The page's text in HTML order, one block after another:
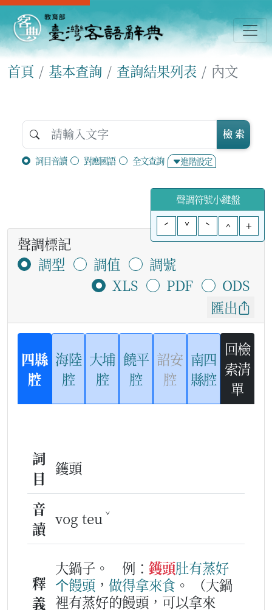
首頁 基本查詢 查詢結果列表 內文
詞目音讀 對應國語 全文查詢 進階設定
檢 索
聲調符號小鍵盤
ˊ
ˇ ˋ ^ +
聲調標記
調型
調值
調號
XLS
PDF
ODS
匯出
四縣
腔
海陸
腔
大埔
腔
饒平
腔
詔安
腔
南四
縣腔
回檢
索清
單
詞
目
鑊頭
音
讀
vog teu ˇ
釋
義
大鍋子。 例： 鑊頭肚有蒸好
个饅頭 ， 做得拿來食 。
（大鍋
裡有蒸好的饅頭，可以拿來